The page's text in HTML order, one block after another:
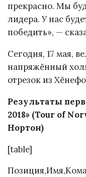
прекрасно. Мы
лидера. У нас
победить», —
Сегодня, 17 мая,
напряжённый
отрезок из
Результаты
2018» (Tour of
Нортон)
[table]